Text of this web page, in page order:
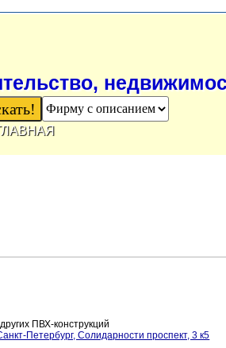
ПВХ-конструкций
Петербург, Солидарности проспект, 3 к5